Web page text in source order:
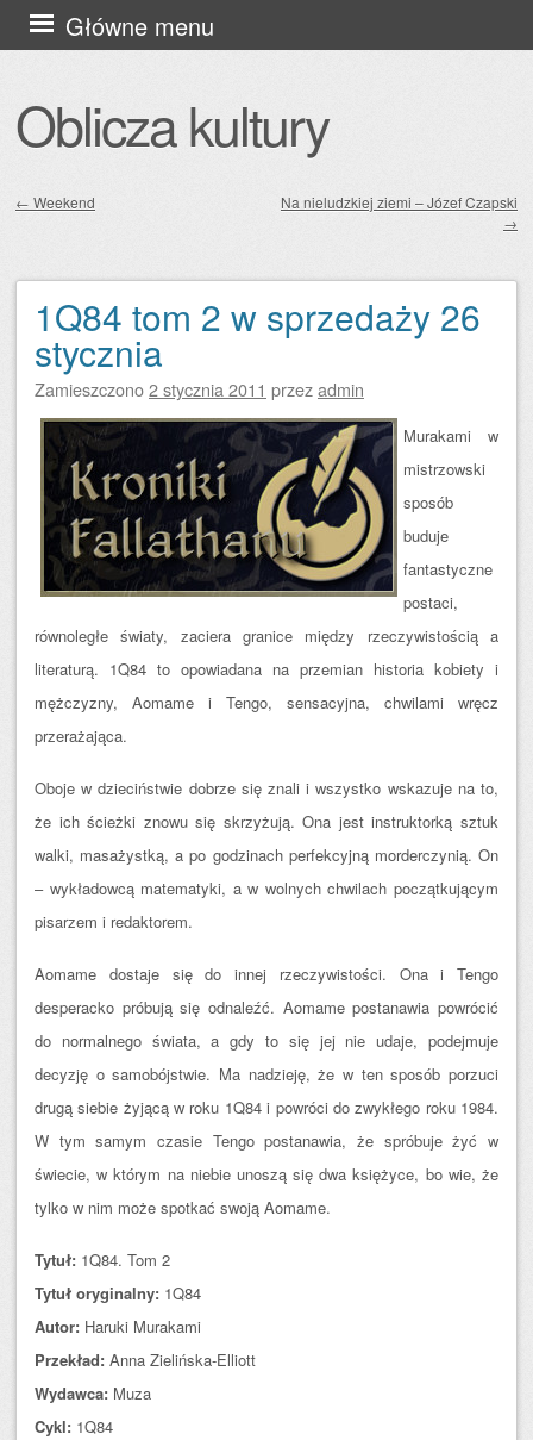
Oblicza kultury
Główne menu
Przejdź
do
← Weekend
Na nieludzkiej ziemi – Józef Czapski
→
1Q84 tom 2 w sprzedaży 26
stycznia
Zamieszczono2 stycznia 2011 przezadmin
Murakami w
mistrzowski
sposób
buduje
fantastyczne
postaci,
równoległe światy, zaciera granice między rzeczywistością a
literaturą. 1Q84 to opowiadana na przemian historia kobiety i
mężczyzny, Aomame i Tengo, sensacyjna, chwilami wręcz
przerażająca.
Oboje w dzieciństwie dobrze się znali i wszystko wskazuje na to,
że ich ścieżki znowu się skrzyżują. Ona jest instruktorką sztuk
walki, masażystką, a po godzinach perfekcyjną morderczynią. On
– wykładowcą matematyki, a w wolnych chwilach początkującym
pisarzem i redaktorem.
Aomame dostaje się do innej rzeczywistości. Ona i Tengo
desperacko próbują się odnaleźć. Aomame postanawia powrócić
do normalnego świata, a gdy to się jej nie udaje, podejmuje
decyzję o samobójstwie. Ma nadzieję, że w ten sposób porzuci
drugą siebie żyjącą w roku 1Q84 i powróci do zwykłego roku 1984.
W tym samym czasie Tengo postanawia, że spróbuje żyć w
świecie, w którym na niebie unoszą się dwa księżyce, bo wie, że
tylko w nim może spotkać swoją Aomame.
Tytuł: 1Q84. Tom 2
Tytuł oryginalny: 1Q84
Autor: Haruki Murakami
Przekład: Anna Zielińska-Elliott
Wydawca: Muza
Cykl: 1Q84